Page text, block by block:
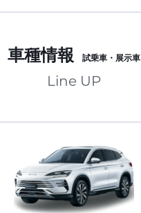
車種情報 試乗車・展示車
Line UP